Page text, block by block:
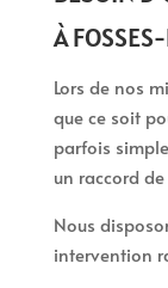
À
Lors de nos
que ce soit
parfois
un raccord
Nous
intervention